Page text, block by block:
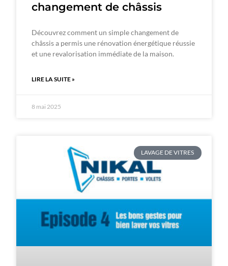
changement de châssis
Découvrez comment un simple changement de
châssis a permis une rénovation énergétique réussie
et une revalorisation immédiate de la maison.
LIRE LA SUITE »
8 mai 2025
LAVAGE DE VITRES